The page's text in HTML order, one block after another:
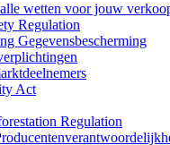
wetten voor jouw
Regulation
Gegevensbescherming
Act
Regulation